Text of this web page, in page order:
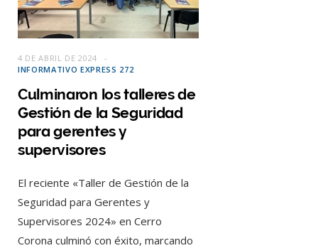
4 DE ABRIL DE 2024
INFORMATIVO EXPRESS 272
Culminaron los talleres de
Gestión de la Seguridad
para gerentes y
supervisores
El reciente «Taller de Gestión de la
Seguridad para Gerentes y
Supervisores 2024» en Cerro
Corona culminó con éxito, marcando